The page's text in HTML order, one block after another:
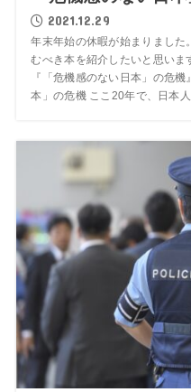
2021.12.29
年末年始の休暇が始まりました
むべき本を紹介したいと思いま
『「危機感のない日本」の危
本」の危機 ここ20年で、日本人